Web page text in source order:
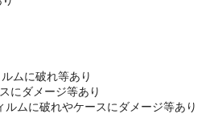
ムに破れ等あり
にダメージ等あり
ムに破れやケースにダメージ等あり